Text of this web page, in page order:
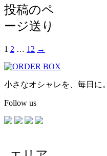
投稿のペ
ージ送り
1 2 … 12 →
小さなオシャレを、毎日に。
Follow us